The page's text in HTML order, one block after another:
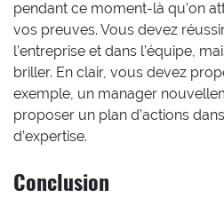
pendant ce moment-là qu’on
vos preuves. Vous devez
l’entreprise et dans l’équipe,
briller. En clair, vous devez
exemple, un manager
proposer un plan d’actions
d’expertise.
Conclusion